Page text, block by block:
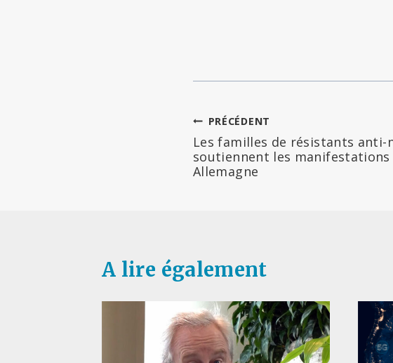
Navigation
de
l’article
PRÉCÉDENT
Les familles de résistants anti-
soutiennent les manifestations
Allemagne
A lire également